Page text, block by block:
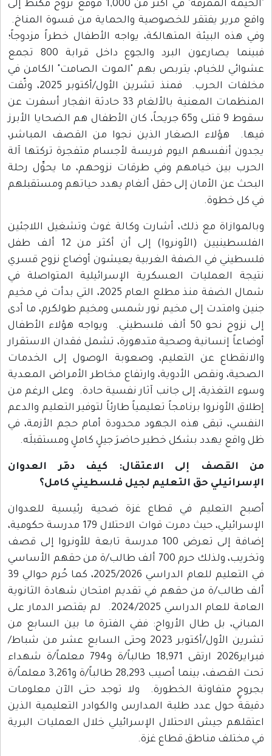
"الخيمة الممزقة" في أكثر من 1,000 موقع نزوح مكتظ إلى
واقع مرير يفتقر للخصوصية والحماية من قسوة المناخ.
وفي هذه البيئة المتهالكة، يواجه الأطفال خطراً مزدوجاً؛
فبينما يصارعون البرد والجوع داخل قرابة 800 تجمع
عشوائي للخيام، يتربص بهم "الموت الصامت" الكامن في
مخلفات الحرب. فمنذ تشرين الأول/أكتوبر 2025، وثّقت
المنظمات المعنية بالألغام 33 حادثة انفجار أسفرت عن
سقوط 9 قتلى و65 جريحاً، كان الأطفال هم الضحايا الأبرز
فيها. هؤلاء الصغار الذين نجوا من القصف المباشر،
يجدون أنفسهم اليوم فريسة لأجسام متفجرة تركتها آلة
الحرب بين خيامهم وفي طرقات نزوحهم، ما يحوِّل رحلة
البحث عن الأمان إلى حقل ألغام يهدد حياتهم ومستقبلهم
في كل خطوة.
وبالموازاة مع ذلك، أشارت وكالة غوث وتشغيل اللاجئين
الفلسطينيين (الأونروا) إلى أن أكثر من 12 ألف طفل
فلسطيني في الضفة الغربية يعيشون أوضاع نزوح قسري
نتيجة العمليات العسكرية الإسرائيلية المتواصلة في
شمال الضفة منذ مطلع العام 2025، التي بدأت في مخيم
جنين وامتدت إلى مخيم نور شمس ومخيم طولكرم، ما أدى
إلى نزوح نحو 50 ألف فلسطيني. ويواجه هؤلاء الأطفال
أوضاعاً إنسانية وصحية متدهورة، تشمل فقدان الاستقرار
والانقطاع عن التعليم، وصعوبة الوصول إلى الخدمات
الصحية، ونقص الأدوية، وارتفاع مخاطر الأمراض المعدية
وسوء التغذية، إلى جانب آثار نفسية حادة. وعلى الرغم من
إطلاق الأونروا برنامجاً تعليمياً طارئاً لتوفير التعليم والدعم
النفسي، تبقى هذه الجهود محدودة أمام حجم الأزمة، في
ظل واقع يهدد بشكل خطير حاضرَ جيلٍ كاملٍ ومستقبلَه.
من القصف إلى الاعتقال: كيف دمّر العدوان
الإسرائيلي حق التعليم لجيل فلسطيني كامل؟
أصبح التعليم في قطاع غزة ضحية رئيسية للعدوان
الإسرائيلي، حيث دمرت قوات الاحتلال 179 مدرسة حكومية،
إضافة إلى تعرض 100 مدرسة تابعة للأونروا إلى قصف
وتخريب، ولذلك حرم 700 ألف طالب/ة من حقهم الأساسي
في التعليم للعام الدراسي 2025/2026، كما حُرم حوالي 39
ألف طالب/ة من حقهم في تقديم امتحان شهادة الثانوية
العامة للعام الدراسي 2024/2025. لم يقتصر الدمار على
المباني، بل طال الأرواح: ففي الفترة ما بين السابع من
تشرين الأول/أكتوبر 2023 وحتى السابع عشر من شباط/
فبراير2026 ارتقى 18,971 طالباً/ة و794 معلماً/ة شهداء
تحت القصف، بينما أصيب 28,293 طالباً/ة و3,261 معلماً/ة
بجروحٍ متفاوتة الخطورة. ولا توجد حتى الآن معلومات
دقيقة حول عدد طلبة المدارس والكوادر التعليمية الذين
اعتقلهم جيش الاحتلال الإسرائيلي خلال العمليات البرية
في مختلف مناطق قطاع غزة.